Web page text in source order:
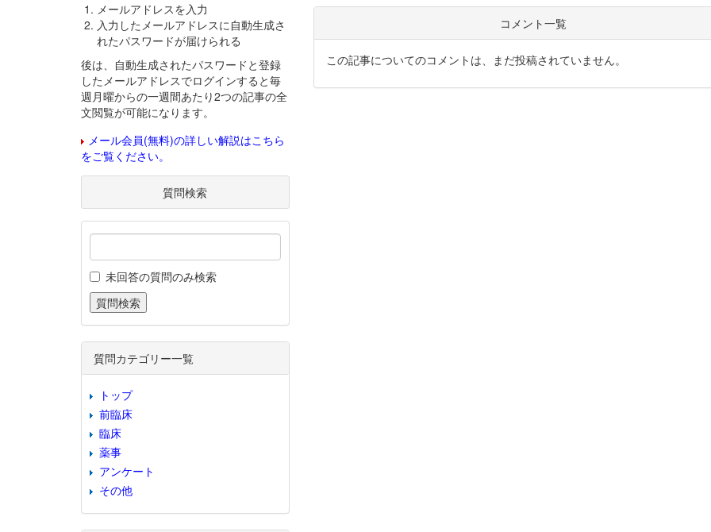
コメント一覧
この記事についてのコメントは、まだ投稿されていません。
メールアドレスを入力
入力したメールアドレスに自動生成さ
れたパスワードが届けられる
後は、自動生成されたパスワードと登録
したメールアドレスでログインすると毎
週月曜からの一週間あたり2つの記事の全
文閲覧が可能になります。
メール会員(無料)の詳しい解説はこちら
をご覧ください。
質問検索
未回答の質問のみ検索
質問カテゴリー一覧
トップ
前臨床
臨床
薬事
アンケート
その他